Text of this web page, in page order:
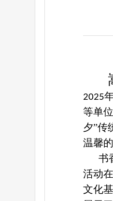
2025
等单位
夕”传
温馨
书
活动
文化